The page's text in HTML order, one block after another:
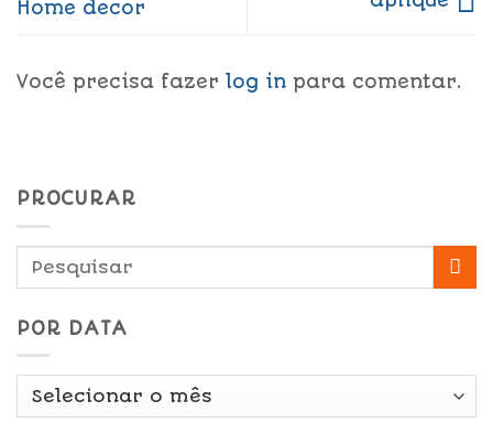
Home decor
Você precisa fazer log in para comentar.
PROCURAR
POR DATA
Por